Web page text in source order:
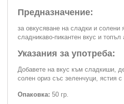
Предназначение:
за овкусяване на сладки и
сладникаво-пикантен вкус и топъл
Указания за употреба:
Добавете на вкус към сладкиши,
солен ориз със зеленчуци, ястия
Опаковка: 50 гр.